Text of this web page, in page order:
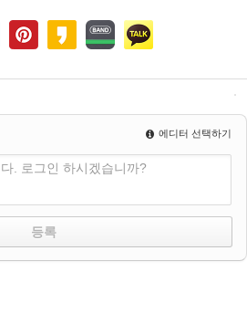
에디터 선택하기
. 로그인 하시겠습니까?